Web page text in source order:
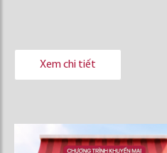
Xem chi tiết